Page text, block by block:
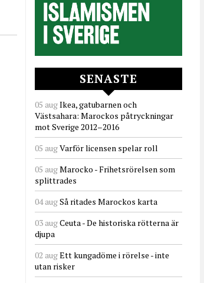
SENASTE
05 augIkea, gatubarnen och
Västsahara: Marockos påtryckningar
mot Sverige 2012–2016
05 augVarför licensen spelar roll
05 augMarocko - Frihetsrörelsen som
splittrades
04 augSå ritades Marockos karta
03 augCeuta - De historiska rötterna är
djupa
02 augEtt kungadöme i rörelse - inte
utan risker